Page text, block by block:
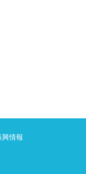
興情報